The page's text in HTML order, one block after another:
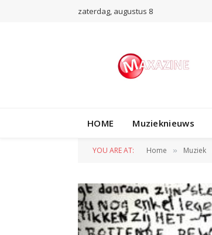
zaterdag, augustus 8
HOME Muzieknieuws
YOU ARE AT: Home » Muziek